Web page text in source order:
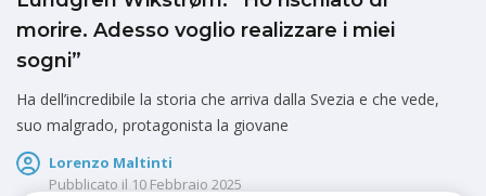
morire. Adesso voglio realizzare i miei
sogni”
Ha dell’incredibile la storia che arriva dalla Svezia e che vede,
suo malgrado, protagonista la giovane
Lorenzo Maltinti
Pubblicato il 10 Febbraio 2025